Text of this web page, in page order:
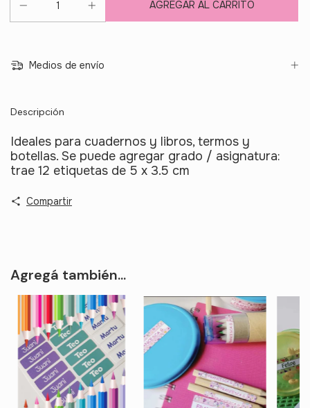
Medios de envío
Descripción
Ideales para cuadernos y libros, termos y
botellas. Se puede agregar grado / asignatura:
trae 12 etiquetas de 5 x 3.5 cm
Compartir
Agregá también...